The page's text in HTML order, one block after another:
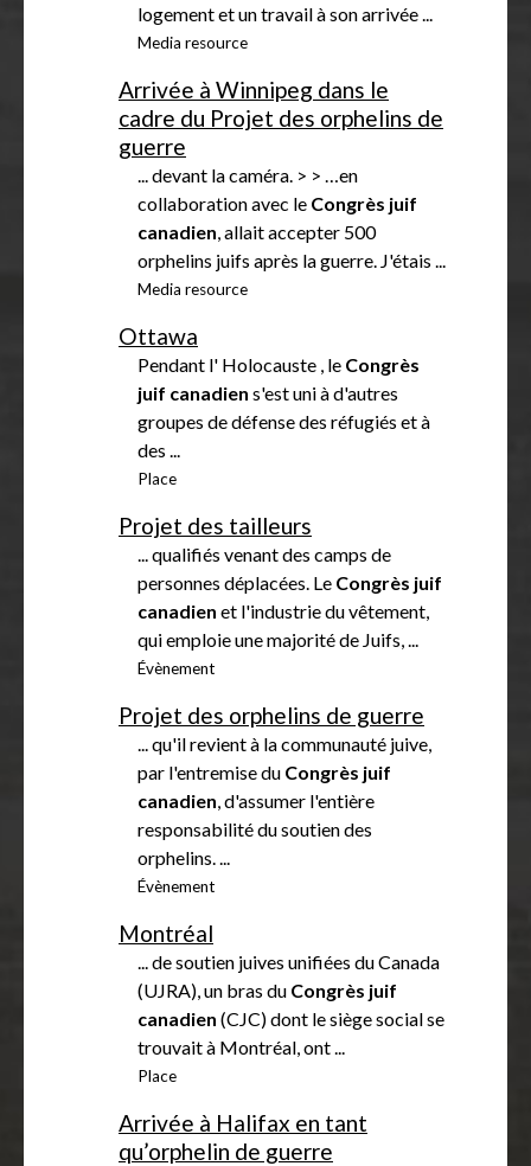
logement et un travail à son arrivée ...
Media resource
Arrivée à Winnipeg dans le
cadre du Projet des orphelins de
guerre
... devant la caméra. > > …en
collaboration avec le Congrès juif
canadien, allait accepter 500
orphelins juifs après la guerre. J'étais ...
Media resource
Ottawa
Pendant l' Holocauste , le Congrès
juif canadien s'est uni à d'autres
groupes de défense des réfugiés et à
des ...
Place
Projet des tailleurs
... qualifiés venant des camps de
personnes déplacées. Le Congrès juif
canadien et l'industrie du vêtement,
qui emploie une majorité de Juifs, ...
Évènement
Projet des orphelins de guerre
... qu'il revient à la communauté juive,
par l'entremise du Congrès juif
canadien, d'assumer l'entière
responsabilité du soutien des
orphelins. ...
Évènement
Montréal
... de soutien juives unifiées du Canada
(UJRA), un bras du Congrès juif
canadien (CJC) dont le siège social se
trouvait à Montréal, ont ...
Place
Arrivée à Halifax en tant
qu’orphelin de guerre